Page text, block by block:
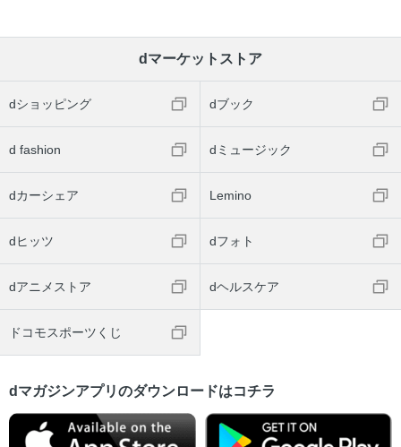
dマーケットストア
dショッピング dブック
d fashion dミュージック
dカーシェア Lemino
dヒッツ dフォト
dアニメストア dヘルスケア
ドコモスポーツくじ
dマガジンアプリのダウンロードはコチラ